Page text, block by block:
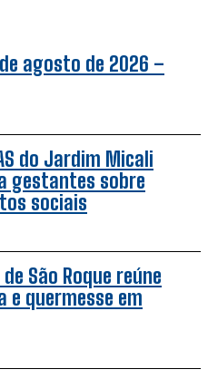
agosto de 2026 –
do Jardim Micali
gestantes sobre
sociais
São Roque reúne
quermesse em